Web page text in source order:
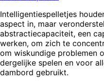
Intelligentiespelletjes
aspect in, maar
abstractiecapaciteit, een
werken, om zich te
om wiskundige problemen
dergelijke spelen en voor
dambord gebruikt.